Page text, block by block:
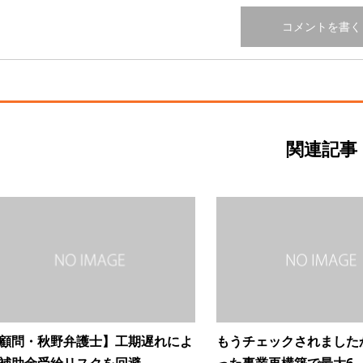
関連記事
問・秋野弁護士】工期遅れによ
もうチェックされまし